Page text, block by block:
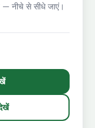
नीचे से सीधे जाएं।